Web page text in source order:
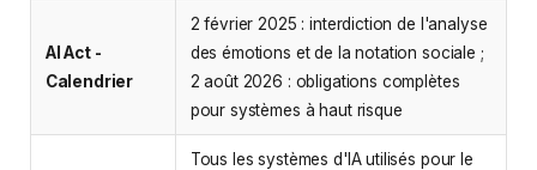
AI Act -
Calendrier
2 février 2025 : interdiction de l'analyse
des émotions et de la notation sociale ;
2 août 2026 : obligations complètes
pour systèmes à haut risque
Tous les systèmes d'IA utilisés pour le